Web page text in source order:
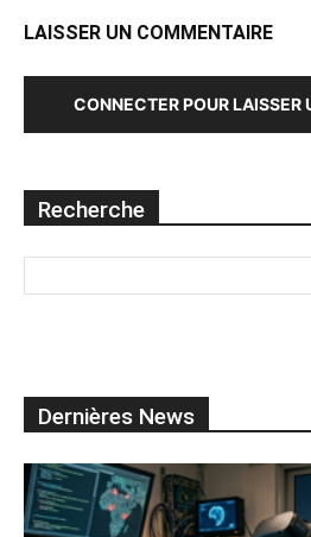
LAISSER UN COMMENTAIRE
CONNECTER POUR LAISSER
Recherche
Dernières News